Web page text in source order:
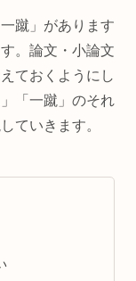
蹴」があります
。論文・小論文
ておくようにし
「一蹴」のそれ
ていきます。